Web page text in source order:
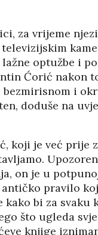
za vrijeme
optužbe i
Ćorić nakon
i
doduše na
koji je već prije
on je u
pravilo
bi za svaku
što ugleda
knjige
01/2026
VEZE:
U
U SLUŽBI
ISTINE
11/